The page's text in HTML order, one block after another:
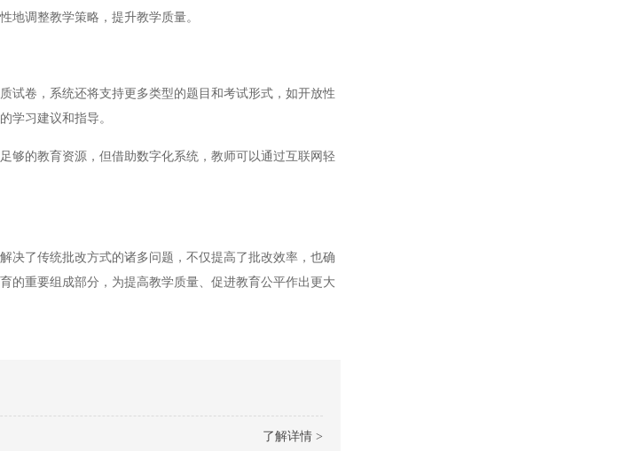
地调整教学策略，提升教学质量。
卷，系统还将支持更多类型的题目和考试形式，如开放性
学习建议和指导。
的教育资源，但借助数字化系统，教师可以通过互联网轻
了传统批改方式的诸多问题，不仅提高了批改效率，也确
的重要组成部分，为提高教学质量、促进教育公平作出更大
了解详情 >